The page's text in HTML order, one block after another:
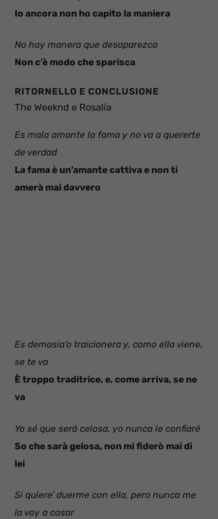
Io ancora non ho capito la maniera
No hay manera que desaparezca
Non c’è modo che sparisca
RITORNELLO E CONCLUSIONE
The Weeknd e Rosalía
Es mala amante la fama y no va a quererte
de verdad
La fama è un’amante cattiva e non ti
amerà mai davvero
Es demasia’o traicionera y, como ella viene,
se te va
È troppo traditrice, e, come arriva, se ne
va
Yo sé que será celosa, yo nunca le confiaré
So che sarà gelosa, non mi fiderò mai di
lei
Si quiere’ duerme con ella, pero nunca me
la voy a casar